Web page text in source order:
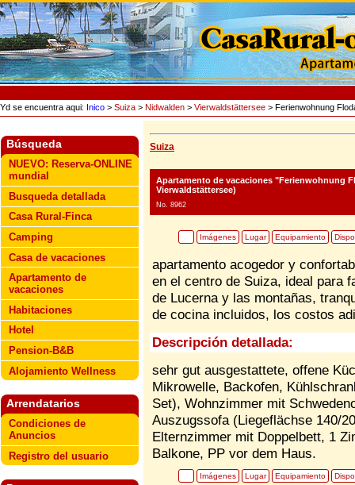
Yd se encuentra aqui: Inico > Suiza > Nidwalden > Vierwaldstättersee > Ferienwohnung
Búsqueda
NUEVO: Reserva-ONLINE
mundial
Busqueda detallada
Casa Rural-Finca
Camping
Casa de vacaciones
Apartamento de
vacaciones
Habitaciones
Hotel
Pension-B&B
Alojamiento Wellness
Arrendatarios
Condiciones de
Anuncios
Registro del usuario
Suiza
Apartamento de vacaciones "Ferienwohnung
Vierwaldstättersee)
No. 8962
Imágenes Lugar Equipamiento
apartamento acogedor y
en el centro de Suiza, ideal para
de Lucerna y las montañas,
de cocina incluidos, los costos
Descripción detallada:
sehr gut ausgestattete, offene
Mikrowelle, Backofen,
Set), Wohnzimmer mit
Auszugssofa (Liegeflächse 140/
Elternzimmer mit Doppelbett, 1
Balkone, PP vor dem Haus.
Imágenes Lugar Equipamiento